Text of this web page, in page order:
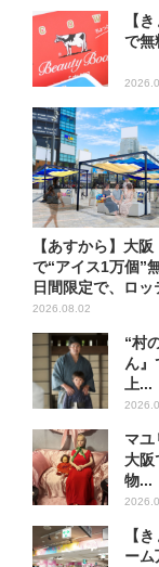
【
で無
【あすから】大
で“アイス1万個”
日間限定で、ロッ
商...
2026.08.02
“村
ん
上...
マ
大阪
物...
【
ーム